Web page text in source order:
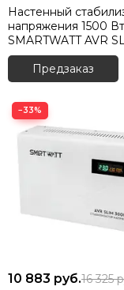
Настенный
напряжения 1500 Вт
SMARTWATT AVR
1500RW
Предзаказ
−33%
10 883 руб.16 325